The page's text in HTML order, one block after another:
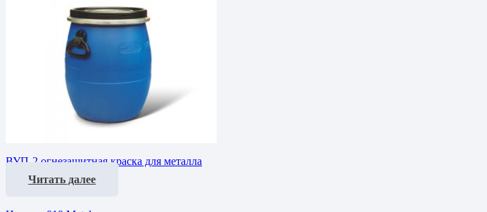
ВУП-2 огнезащитная краска для металла
Читать далее